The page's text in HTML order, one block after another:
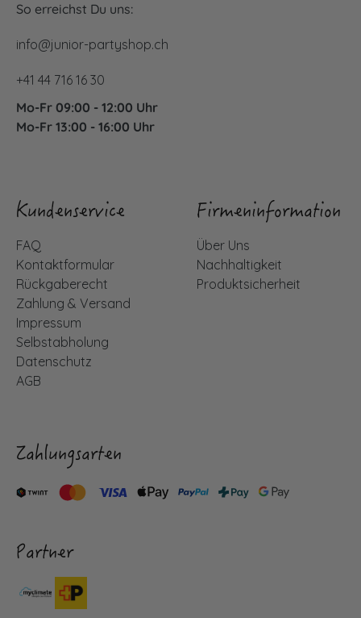
So erreichst Du uns:
info@junior-partyshop.ch
+41 44 716 16 30
Mo-Fr 09:00 - 12:00 Uhr
Mo-Fr 13:00 - 16:00 Uhr
Kundenservice
FAQ
Kontaktformular
Rückgaberecht
Zahlung & Versand
Impressum
Selbstabholung
Datenschutz
AGB
Firmeninformation
Über Uns
Nachhaltigkeit
Produktsicherheit
Zahlungsarten
Partner